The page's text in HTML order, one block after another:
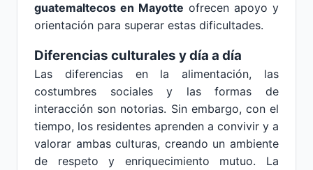
guatemaltecos en Mayotte ofrecen apoyo y
orientación para superar estas dificultades.
Diferencias culturales y día a día
Las diferencias en la alimentación, las
costumbres sociales y las formas de
interacción son notorias. Sin embargo, con el
tiempo, los residentes aprenden a convivir y a
valorar ambas culturas, creando un ambiente
de respeto y enriquecimiento mutuo. La